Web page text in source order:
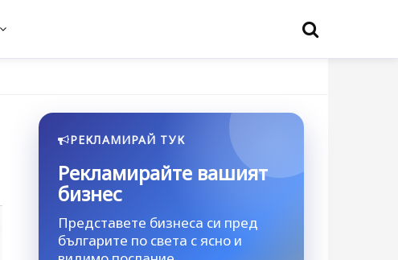
РЕКЛАМИРАЙ ТУК
Рекламирайте вашият
бизнес
Представете бизнеса си пред
българите по света с ясно и